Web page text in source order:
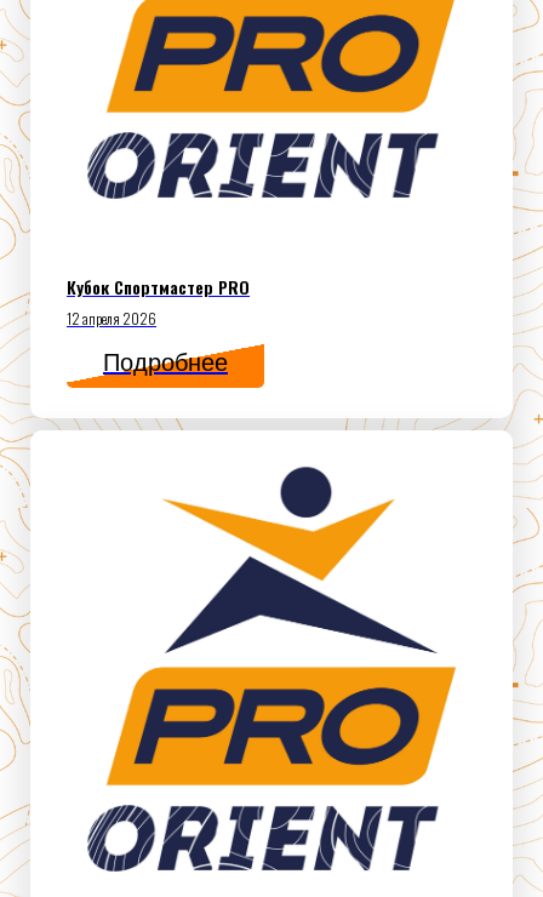
Кубок Спортмастер PRO
12 апреля 2026